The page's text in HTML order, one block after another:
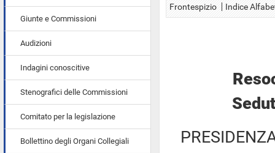
Giunte e Commissioni
Audizioni
Indagini conoscitive
Stenografici delle Commissioni
Comitato per la legislazione
Bollettino degli Organi Collegiali
Frontespizio Indice